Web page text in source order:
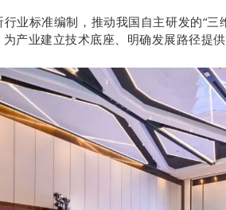
业标准编制，推动我国自主研发的“三
为产业建立技术底座、明确发展路径提供